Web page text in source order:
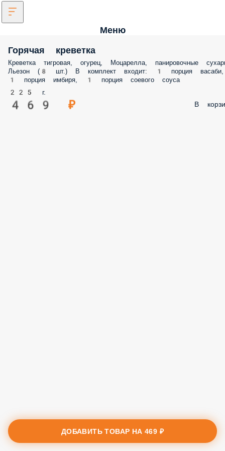
Меню
Горячая креветка
Креветка тигровая, огурец, Моцарелла, панировочные
Льезон (8 шт.) В комплект входит: 1 порция васаби,
1 порция имбиря, 1 порция соевого соуса
225 г.
469 ₽ В
ДОБАВИТЬ ТОВАР НА469 ₽